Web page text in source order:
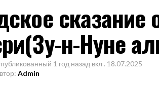
сказание
н-Нуне
1 год назад вкл . 18.07.2025
Admin